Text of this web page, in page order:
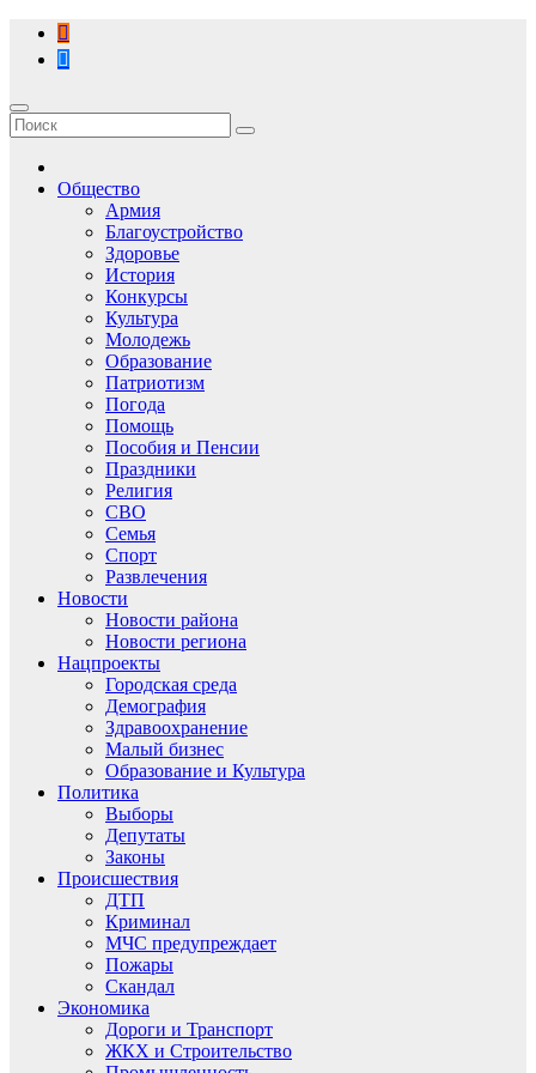
Перейти
содержимому
Общество
Армия
Благоустройство
Здоровье
История
Конкурсы
Культура
Молодежь
Образование
Патриотизм
Погода
Помощь
Пособия и Пенсии
Праздники
Религия
СВО
Семья
Спорт
Развлечения
Новости
Новости района
Новости региона
Нацпроекты
Городская среда
Демография
Здравоохранение
Малый бизнес
Образование и Культура
Политика
Выборы
Депутаты
Законы
Происшествия
ДТП
Криминал
МЧС предупреждает
Пожары
Скандал
Экономика
Дороги и Транспорт
ЖКХ и Строительство